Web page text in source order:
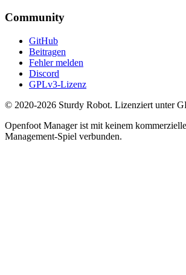
Community
GitHub
Beitragen
Fehler melden
Discord
GPLv3-Lizenz
© 2020-2026 Sturdy Robot. Lizenziert unter
Openfoot Manager ist mit keinem
Management-Spiel verbunden.